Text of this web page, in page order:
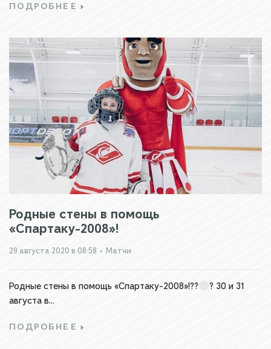
ПОДРОБНЕЕ
Родные стены в помощь
«Спартаку-2008»!
29 августа 2020 в 08:58 • Матчи
Родные стены в помощь «Спартаку-2008»!??
? 30 и 31
августа в...
ПОДРОБНЕЕ